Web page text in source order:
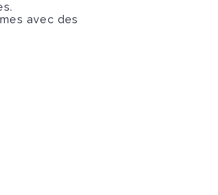
avec des